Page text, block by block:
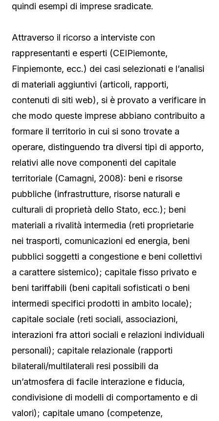
quindi esempi di imprese sradicate.
Attraverso il ricorso a interviste con
rappresentanti e esperti (CEIPiemonte,
Finpiemonte, ecc.) dei casi selezionati e l’analisi
di materiali aggiuntivi (articoli, rapporti,
contenuti di siti web), si è provato a verificare in
che modo queste imprese abbiano contribuito a
formare il territorio in cui si sono trovate a
operare, distinguendo tra diversi tipi di apporto,
relativi alle nove componenti del capitale
territoriale (Camagni, 2008): beni e risorse
pubbliche (infrastrutture, risorse naturali e
culturali di proprietà dello Stato, ecc.); beni
materiali a rivalità intermedia (reti proprietarie
nei trasporti, comunicazioni ed energia, beni
pubblici soggetti a congestione e beni collettivi
a carattere sistemico); capitale fisso privato e
beni tariffabili (beni capitali sofisticati o beni
intermedi specifici prodotti in ambito locale);
capitale sociale (reti sociali, associazioni,
interazioni fra attori sociali e relazioni individuali
personali); capitale relazionale (rapporti
bilaterali/multilaterali resi possibili da
un’atmosfera di facile interazione e fiducia,
condivisione di modelli di comportamento e di
valori); capitale umano (competenze,